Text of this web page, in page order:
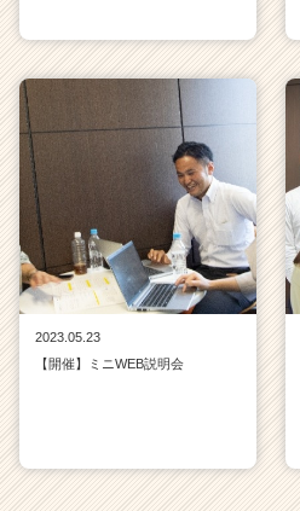
2023.05.23
【開催】ミニWEB説明会